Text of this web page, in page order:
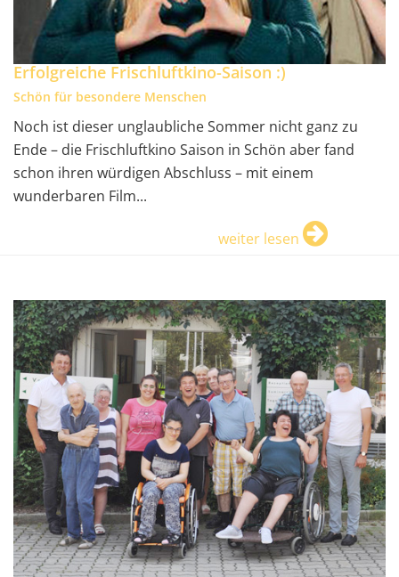
Erfolgreiche Frischluftkino-Saison :)
Schön für besondere Menschen
Noch ist dieser unglaubliche Sommer nicht ganz zu
Ende – die Frischluftkino Saison in Schön aber fand
schon ihren würdigen Abschluss – mit einem
wunderbaren Film...
weiter lesen